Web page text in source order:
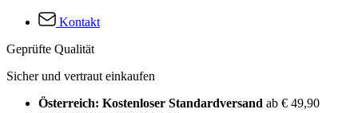
Kontakt
Geprüfte Qualität
Sicher und vertraut einkaufen
Österreich: Kostenloser Standardversand ab € 49,90